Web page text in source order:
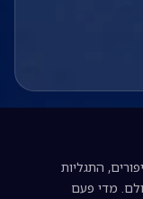
התגליות
מדי פעם